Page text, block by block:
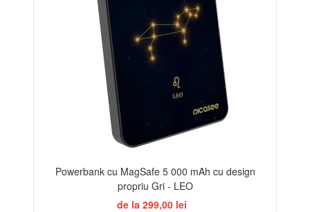
Powerbank cu MagSafe 5 000 mAh cu design
propriu Gri - LEO
de la 299,00 lei